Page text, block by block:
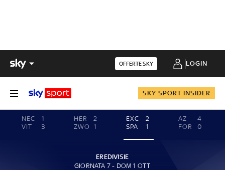
OFFERTE SKY LOGIN
SKY SPORT INSIDER
NEC
1
VIT
3
HER
2
ZWO
1
EXC
2
SPA
1
AZ
4
FOR
0
EREDIVISIE
GIORNATA 7 - DOM 1 OTT